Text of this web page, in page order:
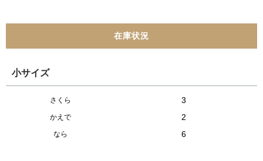
小サイズ
さくら 3
かえで 2
なら 6